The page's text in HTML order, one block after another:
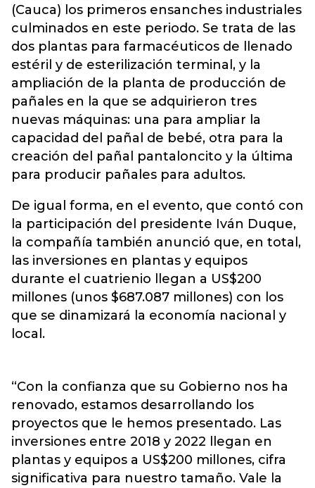
(Cauca) los primeros ensanches industriales
culminados en este periodo. Se trata de las
dos plantas para farmacéuticos de llenado
estéril y de esterilización terminal, y la
ampliación de la planta de producción de
pañales en la que se adquirieron tres
nuevas máquinas: una para ampliar la
capacidad del pañal de bebé, otra para la
creación del pañal pantaloncito y la última
para producir pañales para adultos.
De igual forma, en el evento, que contó con
la participación del presidente Iván Duque,
la compañía también anunció que, en total,
las inversiones en plantas y equipos
durante el cuatrienio llegan a US$200
millones (unos $687.087 millones) con los
que se dinamizará la economía nacional y
local.
“Con la confianza que su Gobierno nos ha
renovado, estamos desarrollando los
proyectos que le hemos presentado. Las
inversiones entre 2018 y 2022 llegan en
plantas y equipos a US$200 millones, cifra
significativa para nuestro tamaño. Vale la